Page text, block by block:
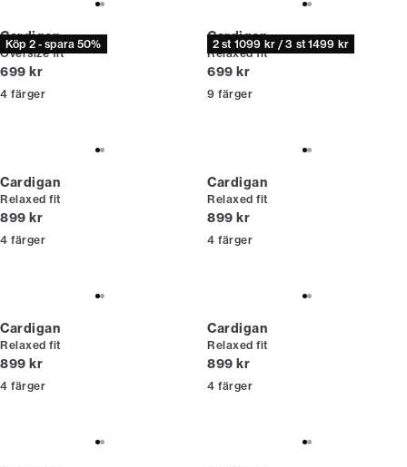
Köp 2 - spara 50%
Cardigan
Oversize fit
Nuvarande pris
699 kr
4 färger
2 st 1099 kr / 3 st 1499 kr
Cardigan
Relaxed fit
Nuvarande pris
699 kr
9 färger
Cardigan
Relaxed fit
Nuvarande pris
899 kr
4 färger
Cardigan
Relaxed fit
Nuvarande pris
899 kr
4 färger
Cardigan
Relaxed fit
Nuvarande pris
899 kr
4 färger
Cardigan
Relaxed fit
Nuvarande pris
899 kr
4 färger